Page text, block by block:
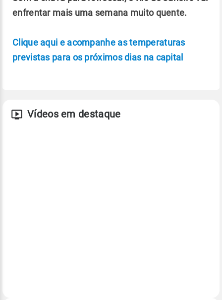
enfrentar mais uma semana muito quente.
Clique aqui e acompanhe as temperaturas
previstas para os próximos dias na capital
Vídeos em destaque